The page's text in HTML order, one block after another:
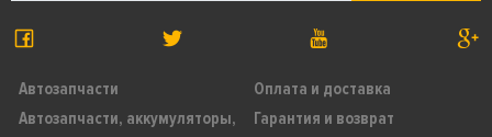
Автозапчасти
Автозапчасти, аккумуляторы,
Оплата и доставка
Гарантия и возврат